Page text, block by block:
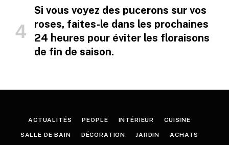
Si vous voyez des pucerons sur vos
roses, faites-le dans les prochaines
24 heures pour éviter les floraisons
de fin de saison.
ACTUALITÉS PEOPLE INTÉRIEUR CUISINE
SALLE DE BAIN DÉCORATION JARDIN ACHATS